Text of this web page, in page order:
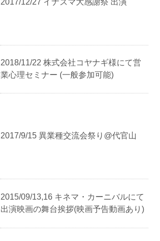
2017/12/27 イナズマ大感謝祭 出演
2018/11/22 株式会社コヤナギ様にて営
業心理セミナー (一般参加可能)
2017/9/15 異業種交流会祭り@代官山
2015/09/13,16 キネマ・カーニバルにて
出演映画の舞台挨拶(映画予告動画あり)